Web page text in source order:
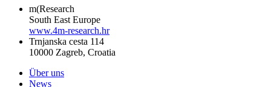
m(Research
South East Europe
www.4m-research.hr
Trnjanska cesta 114
10000 Zagreb, Croatia
Über uns
News